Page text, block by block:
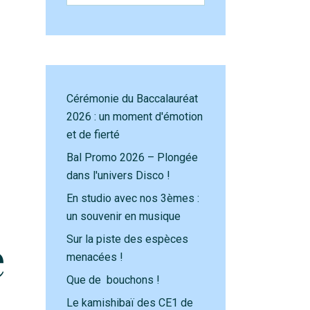
Cérémonie du Baccalauréat
2026 : un moment d'émotion
et de fierté
Bal Promo 2026 – Plongée
dans l'univers Disco !
En studio avec nos 3èmes :
un souvenir en musique
Sur la piste des espèces
menacées !
Que de bouchons !
Le kamishibaï des CE1 de